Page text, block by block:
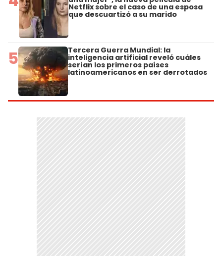
Netflix sobre el caso de una esposa
que descuartizó a su marido
5 Tercera Guerra Mundial: la
inteligencia artificial reveló cuáles
serían los primeros países
latinoamericanos en ser derrotados